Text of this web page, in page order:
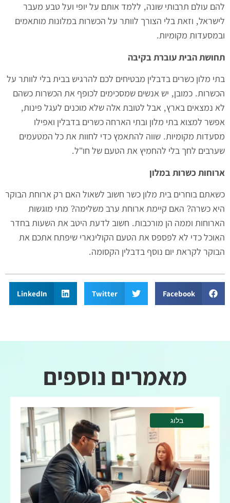
להם עולם תרבותי שונה, ללמד אותם על יופי ועל טבע מעבר
לישראל, וזאת בלי הצורך לוותר על הכשרות במלונות מותאמים
ובמסעדות מקומיות.
תחושת הבית עוברת בקיבה
בתי מלון כשרים בדבלין מבטיחים לכם להרגיש בבית בלי לוותר על
הכשרות. כמובן, יש אנשים שמסכימים לכופף את הכשרות כשהם
לא נמצאים בארץ, אבל לטובת אלה שלא מוכנים לעגל פינות,
אפשר למצוא בתי מלון ובתי הארחה כשרים בדבלין ואפילו
מסעדות מקומיות. שווה להתאמץ כדי לחוות את כל המטעמים
שערבים לחך בלי להחמיץ את הטעם של חו"ל.
ארוחות כשרות במלון
כשאתם בוחרים בית מלון כשר חשוב לשאול האם רק ארוחת הבוקר
היא כשרה? האם קיימת ארוחת ערב משלימה? מתי מוגשות
הארוחות וממה הן מורכבות. חשוב לדעת היטב את השעות בחדר
האוכל כדי לא לפספס את הטעם הקולינארי שיפתח אתכם את
הבוקר לקראת יום נוסף בדבלין הקסומה.
Facebook
Twitter
LinkedIn
מאמרים נוספים
בלוג